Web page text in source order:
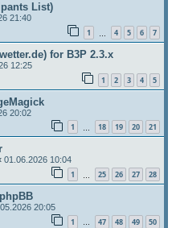
List)
21:40
1 4 5 6 7
for B3P 2.3.x
12:25
1 2 3 4 5
20:02
1 18 19 20 21
01.06.2026 10:04
1 25 26 27 28
20:05
1 … 47 48 49 50